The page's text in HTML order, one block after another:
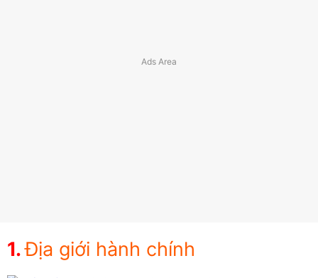
Địa giới hành chính